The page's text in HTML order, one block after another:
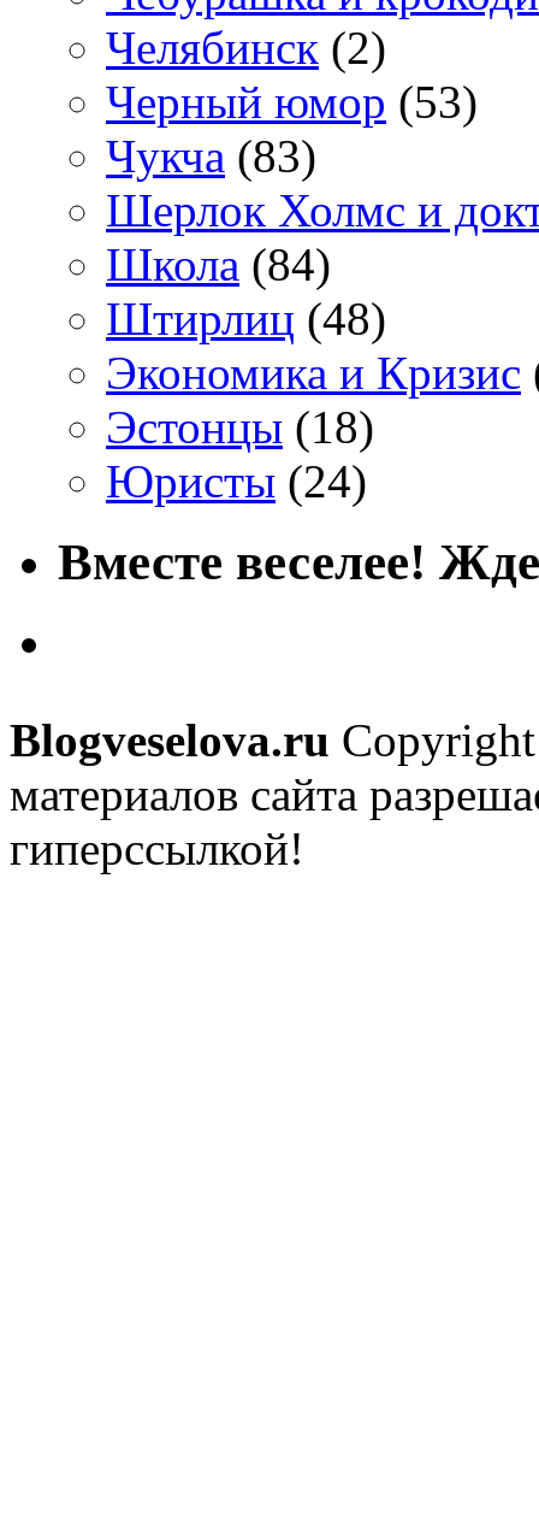
Челябинск (2)
Черный юмор (53)
Чукча (83)
Шерлок Холмс и
Школа (84)
Штирлиц (48)
Экономика и Кризис
Эстонцы (18)
Юристы (24)
Вместе веселее!
Blogveselova.ru
материалов сайта
гиперссылкой!